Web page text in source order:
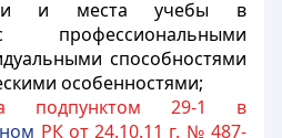
и места учебы в
профессиональными
способностями
особенностями;
подпунктом 29-1 в
РК от 24.10.11 г. № 487-